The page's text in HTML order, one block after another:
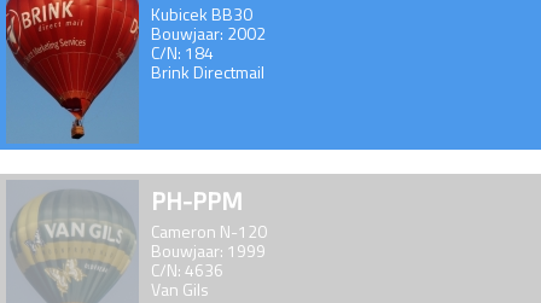
Kubicek BB30
Bouwjaar: 2002
C/N: 184
Brink Directmail
PH-PPM
Cameron N-120
Bouwjaar: 1999
C/N: 4636
Van Gils